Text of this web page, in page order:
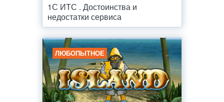
1С ИТС . Достоинства и
недостатки сервиса
ЛЮБОПЫТНОЕ